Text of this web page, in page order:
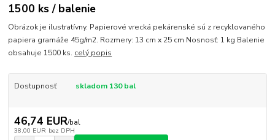
1500 ks / balenie
Obrázok je ilustratívny. Papierové vrecká pekárenské sú z recyklovaného
papiera gramáže 45g/m2. Rozmery: 13 cm x 25 cm Nosnosť: 1 kg Balenie
obsahuje 1500 ks. celý popis
Dostupnosť skladom 130 bal
46,74 EUR/bal
38,00 EUR bez DPH